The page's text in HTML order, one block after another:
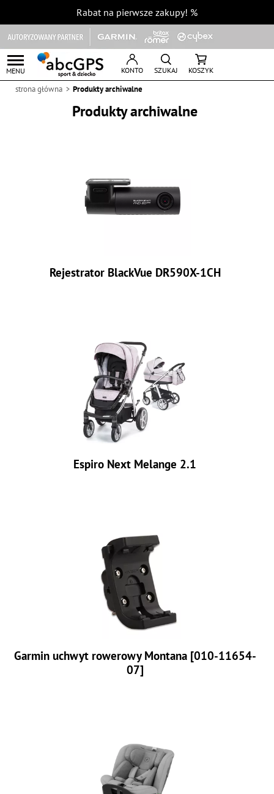
Rabat na pierwsze zakupy! %
MENU KONTO SZUKAJ KOSZYK
strona główna Produkty archiwalne
Produkty archiwalne
Rejestrator BlackVue DR590X-1CH
Espiro Next Melange 2.1
Garmin uchwyt rowerowy Montana [010-11654-
07]